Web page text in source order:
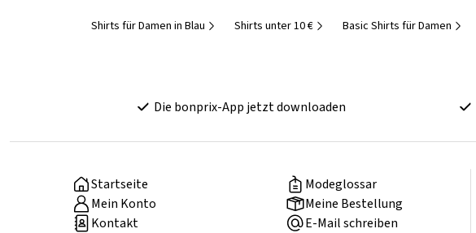
Shirts für Damen in Blau Shirts unter 10 € Basic Shirts für Damen
Die bonprix-App jetzt downloaden
Startseite
Modeglossar
Mein Konto
Meine Bestellung
Kontakt
E-Mail schreiben